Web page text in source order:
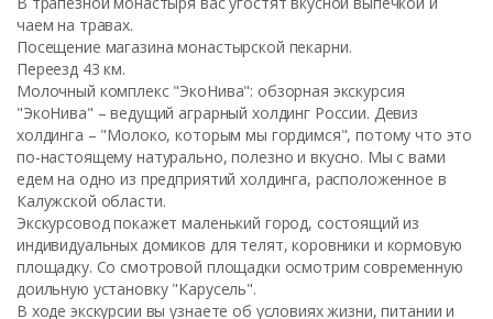
чаем на травах.
Посещение магазина монастырской пекарни.
Переезд 43 км.
Молочный комплекс "ЭкоНива": обзорная экскурсия
"ЭкоНива" – ведущий аграрный холдинг России. Девиз
холдинга – "Молоко, которым мы гордимся", потому что это
по-настоящему натурально, полезно и вкусно. Мы с вами
едем на одно из предприятий холдинга, расположенное в
Калужской области.
Экскурсовод покажет маленький город, состоящий из
индивидуальных домиков для телят, коровники и кормовую
площадку. Со смотровой площадки осмотрим современную
доильную установку "Карусель".
В ходе экскурсии вы узнаете об условиях жизни, питании и